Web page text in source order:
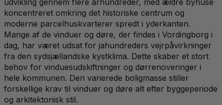
koncentreret omkring det historiske centrum og
moderne parcelhuskvarterer spredt i yderkanten.
Mange af de vinduer og døre, der findes i Vordingborg i
dag, har været udsat for jahundreders vejrpåvirkninger
fra den sydsjællandske kystklima. Dette skaber et stort
behov for vinduesudskiftninger og dørrenoveringer i
hele kommunen. Den varierede boligmasse stiller
forskellige krav til vinduer og døre alt efter byggeperiode
og arkitektonisk stil.